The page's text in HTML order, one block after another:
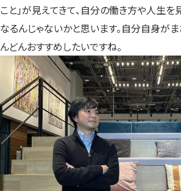
こと」が見えてきて、自分の働き方や人生
なるんじゃないかと思います。自分自身がま
んどんおすすめしたいですね。